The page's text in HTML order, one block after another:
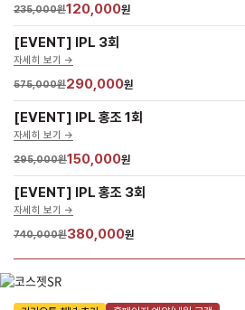
235,000원120,000원
[EVENT] IPL 3회
자세히 보기 ->
575,000원290,000원
[EVENT] IPL 홍조 1회
자세히 보기 ->
295,000원150,000원
[EVENT] IPL 홍조 3회
자세히 보기 ->
740,000원380,000원